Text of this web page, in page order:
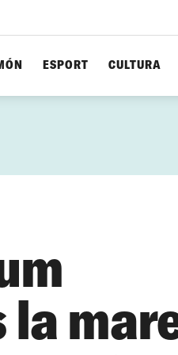
ESPORT CULTURA